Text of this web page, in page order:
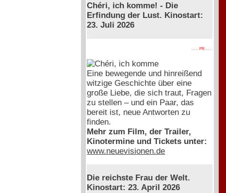
Chéri, ich komme! - Die
Erfindung der Lust. Kinostart:
23. Juli 2026
. . . . PR . . . .
Eine bewegende und hinreißend
witzige Geschichte über eine
große Liebe, die sich traut, Fragen
zu stellen – und ein Paar, das
bereit ist, neue Antworten zu
finden.
Mehr zum Film, der Trailer,
Kinotermine und Tickets unter:
www.neuevisionen.de
Die reichste Frau der Welt.
Kinostart: 23. April 2026